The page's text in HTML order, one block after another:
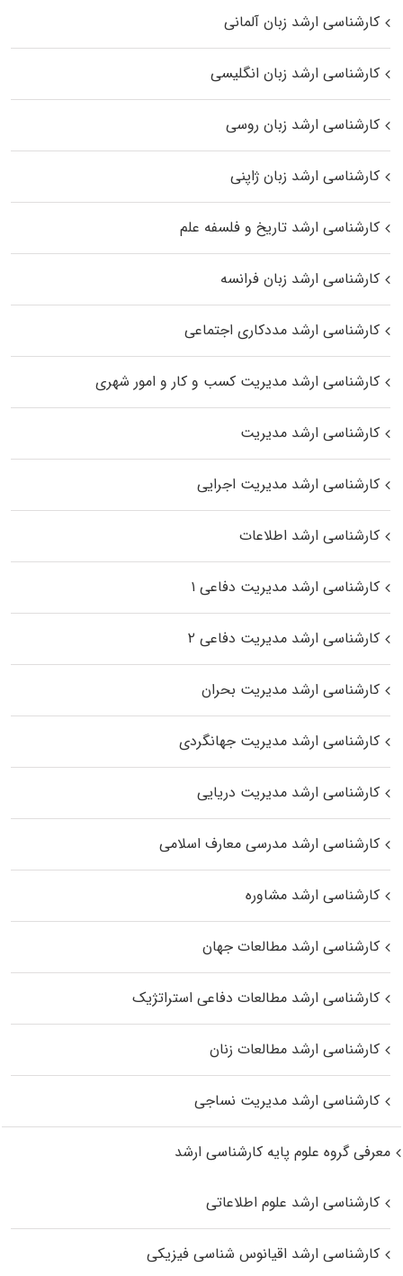
کارشناسی ارشد زبان آلمانی
کارشناسی ارشد زبان انگلیسی
کارشناسی ارشد زبان روسی
کارشناسی ارشد زبان ژاپنی
کارشناسی ارشد تاریخ و فلسفه علم
کارشناسی ارشد زبان فرانسه
کارشناسی ارشد مددکاری اجتماعی
کارشناسی ارشد مدیریت کسب و کار و امور شهری
کارشناسی ارشد مدیریت
کارشناسی ارشد مدیریت اجرایی
کارشناسی ارشد اطلاعات
کارشناسی ارشد مدیریت دفاعی ۱
کارشناسی ارشد مدیریت دفاعی ۲
کارشناسی ارشد مدیریت بحران
کارشناسی ارشد مدیریت جهانگردی
کارشناسی ارشد مدیریت دریایی
کارشناسی ارشد مدرسی معارف اسلامی
کارشناسی ارشد مشاوره
کارشناسی ارشد مطالعات جهان
کارشناسی ارشد مطالعات دفاعی استراتژیک
کارشناسی ارشد مطالعات زنان
کارشناسی ارشد مدیریت نساجی
معرفی گروه علوم پایه کارشناسی ارشد
کارشناسی ارشد علوم اطلاعاتی
کارشناسی ارشد اقیانوس‌ شناسی فیزیکی